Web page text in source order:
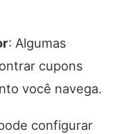
: Algumas
cupons
você navega.
configurar